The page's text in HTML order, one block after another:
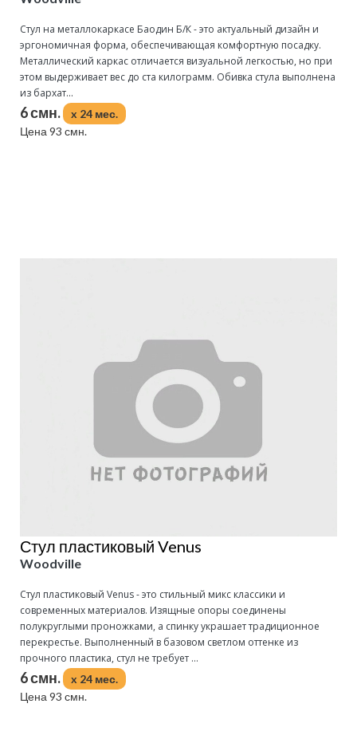
Стул на металлокаркасе Баодин Б/К - это актуальный дизайн и
эргономичная форма, обеспечивающая комфортную посадку.
Металлический каркас отличается визуальной легкостью, но при
этом выдерживает вес до ста килограмм. Обивка стула выполнена
из бархат...
6 смн.
x 24 мес.
Цена 93 смн.
Стул пластиковый Venus
Woodville
Стул пластиковый Venus - это стильный микс классики и
современных материалов. Изящные опоры соединены
полукруглыми проножками, а спинку украшает традиционное
перекрестье. Выполненный в базовом светлом оттенке из
прочного пластика, стул не требует ...
6 смн.
x 24 мес.
Цена 93 смн.